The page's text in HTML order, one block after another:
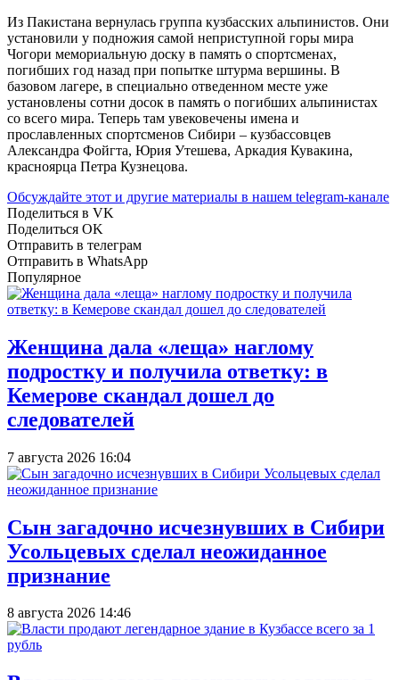
Из Пакистана вернулась группа кузбасских альпинистов. Они
установили у подножия самой неприступной горы мира
Чогори мемориальную доску в память о спортсменах,
погибших год назад при попытке штурма вершины. В
базовом лагере, в специально отведенном месте уже
установлены сотни досок в память о погибших альпинистах
со всего мира. Теперь там увековечены имена и
прославленных спортсменов Сибири – кузбассовцев
Александра Фойгта, Юрия Утешева, Аркадия Кувакина,
красноярца Петра Кузнецова.
Обсуждайте этот и другие материалы в нашем telegram-канале
Поделиться в VK
Поделиться OK
Отправить в телеграм
Отправить в WhatsApp
Популярное
Женщина дала «леща» наглому
подростку и получила ответку: в
Кемерове скандал дошел до
следователей
7 августа 2026 16:04
Сын загадочно исчезнувших в Сибири
Усольцевых сделал неожиданное
признание
8 августа 2026 14:46